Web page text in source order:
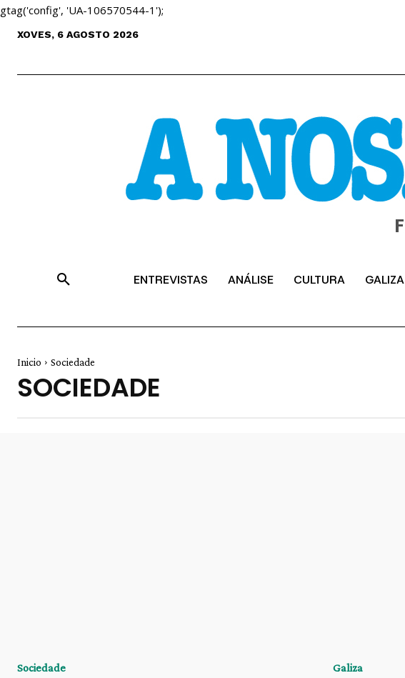
gtag('config', 'UA-106570544-1');
XOVES, 6 AGOSTO 2026
ENTREVISTAS ANÁLISE CULTURA GALIZA
Inicio Sociedade
SOCIEDADE
Sociedade Galiza